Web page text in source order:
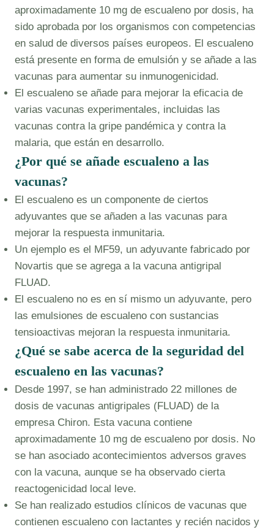
aproximadamente 10 mg de escualeno por dosis, ha
sido aprobada por los organismos con competencias
en salud de diversos países europeos. El escualeno
está presente en forma de emulsión y se añade a las
vacunas para aumentar su inmunogenicidad.
El escualeno se añade para mejorar la eficacia de
varias vacunas experimentales, incluidas las
vacunas contra la gripe pandémica y contra la
malaria, que están en desarrollo.
¿Por qué se añade escualeno a las
vacunas?
El escualeno es un componente de ciertos
adyuvantes que se añaden a las vacunas para
mejorar la respuesta inmunitaria.
Un ejemplo es el MF59, un adyuvante fabricado por
Novartis que se agrega a la vacuna antigripal
FLUAD.
El escualeno no es en sí mismo un adyuvante, pero
las emulsiones de escualeno con sustancias
tensioactivas mejoran la respuesta inmunitaria.
¿Qué se sabe acerca de la seguridad del
escualeno en las vacunas?
Desde 1997, se han administrado 22 millones de
dosis de vacunas antigripales (FLUAD) de la
empresa Chiron. Esta vacuna contiene
aproximadamente 10 mg de escualeno por dosis. No
se han asociado acontecimientos adversos graves
con la vacuna, aunque se ha observado cierta
reactogenicidad local leve.
Se han realizado estudios clínicos de vacunas que
contienen escualeno con lactantes y recién nacidos y